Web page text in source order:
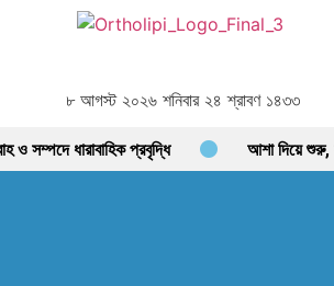
৮ আগস্ট ২০২৬ শনিবার ২৪ শ্রাবণ ১৪৩৩
সম্পদে ধারাবাহিক প্রবৃদ্ধি আশা দিয়ে শুরু,